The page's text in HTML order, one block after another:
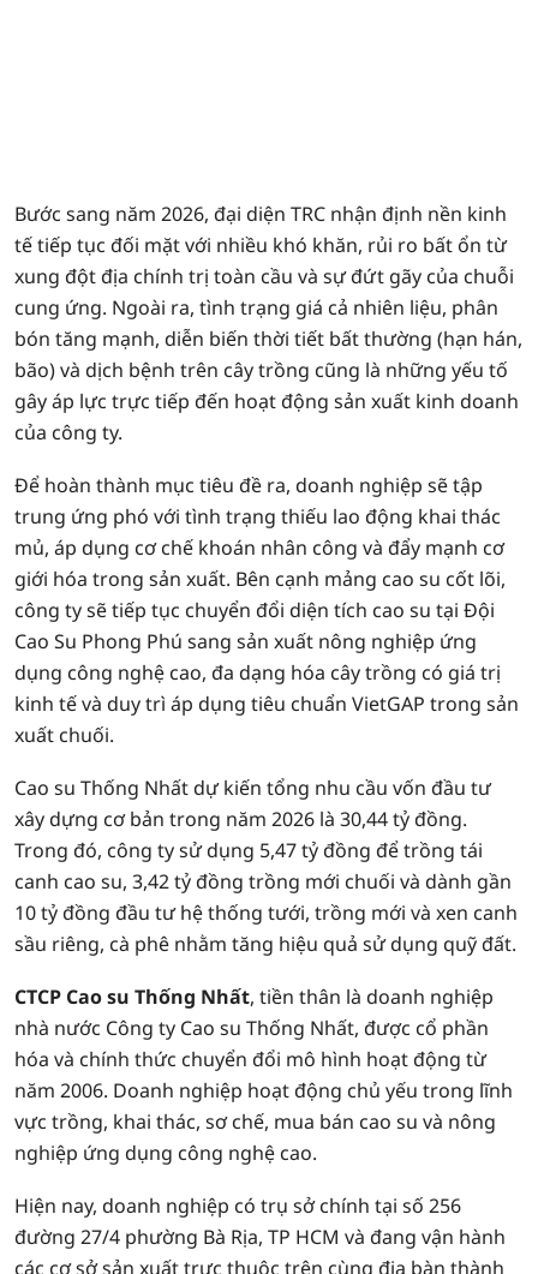
Bước sang năm 2026, đại diện TRC nhận định nền kinh
tế tiếp tục đối mặt với nhiều khó khăn, rủi ro bất ổn từ
xung đột địa chính trị toàn cầu và sự đứt gãy của chuỗi
cung ứng. Ngoài ra, tình trạng giá cả nhiên liệu, phân
bón tăng mạnh, diễn biến thời tiết bất thường (hạn hán,
bão) và dịch bệnh trên cây trồng cũng là những yếu tố
gây áp lực trực tiếp đến hoạt động sản xuất kinh doanh
của công ty.
Để hoàn thành mục tiêu đề ra, doanh nghiệp sẽ tập
trung ứng phó với tình trạng thiếu lao động khai thác
mủ, áp dụng cơ chế khoán nhân công và đẩy mạnh cơ
giới hóa trong sản xuất. Bên cạnh mảng cao su cốt lõi,
công ty sẽ tiếp tục chuyển đổi diện tích cao su tại Đội
Cao Su Phong Phú sang sản xuất nông nghiệp ứng
dụng công nghệ cao, đa dạng hóa cây trồng có giá trị
kinh tế và duy trì áp dụng tiêu chuẩn VietGAP trong sản
xuất chuối.
Cao su Thống Nhất dự kiến tổng nhu cầu vốn đầu tư
xây dựng cơ bản trong năm 2026 là 30,44 tỷ đồng.
Trong đó, công ty sử dụng 5,47 tỷ đồng để trồng tái
canh cao su, 3,42 tỷ đồng trồng mới chuối và dành gần
10 tỷ đồng đầu tư hệ thống tưới, trồng mới và xen canh
sầu riêng, cà phê nhằm tăng hiệu quả sử dụng quỹ đất.
CTCP Cao su Thống Nhất, tiền thân là doanh nghiệp
nhà nước Công ty Cao su Thống Nhất, được cổ phần
hóa và chính thức chuyển đổi mô hình hoạt động từ
năm 2006. Doanh nghiệp hoạt động chủ yếu trong lĩnh
vực trồng, khai thác, sơ chế, mua bán cao su và nông
nghiệp ứng dụng công nghệ cao.
Hiện nay, doanh nghiệp có trụ sở chính tại số 256
đường 27/4 phường Bà Rịa, TP HCM và đang vận hành
các cơ sở sản xuất trực thuộc trên cùng địa bàn thành